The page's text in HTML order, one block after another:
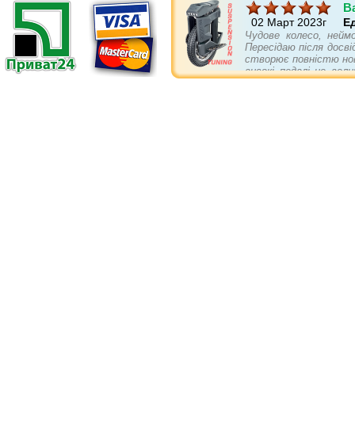
02 Март 2023г
Чудове колесо,
Пересідаю після
створює повністю
високі педалі це